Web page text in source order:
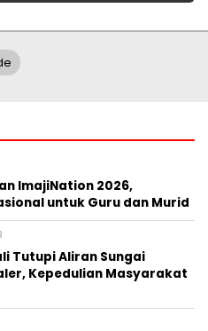
ImajiNation 2026,
untuk Guru dan Murid
Tutupi Aliran Sungai
Kepedulian Masyarakat